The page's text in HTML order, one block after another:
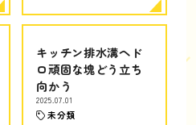
キッチン排水溝ヘド
ロ頑固な塊どう立ち
向かう
2025.07.01
未分類